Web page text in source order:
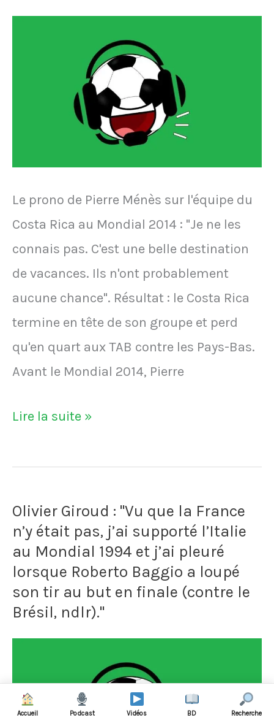
décision
de
l'arbitre.
Le
milieu
du
Paris
FC
une
d'eau
de
finalement
la
jeter
par
terre
du
déplacement
Le prono de Pierre Ménès sur l'équipe du
Costa Rica au Mondial 2014 : "Je ne les
connais pas. C'est une belle destination
de vacances. Ils n'ont probablement
aucune chance". Résultat : le Costa Rica
termine en tête de son groupe et perd
qu'en quart aux TAB contre les Pays-Bas.
Avant le Mondial 2014, Pierre
Le
de
Ménès
sur
l'équipe
du
Costa
Rica
Mondial
2014:
Lire la suite »
Olivier Giroud : "Vu que la France
n’y était pas, j’ai supporté l’Italie
au Mondial 1994 et j’ai pleuré
lorsque Roberto Baggio a loupé
son tir au but en finale (contre le
Brésil, ndlr)."
Accueil Podcast Vidéos BD Recherche